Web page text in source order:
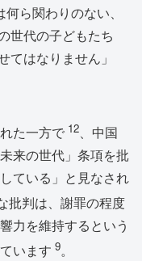
ら関わりのない、
世代の子どもたち
てはなりません」
た一方で 12、中国
来の世代」条項を批
ている」と見なされ
批判は、謝罪の程度
力を維持するという
います 9。